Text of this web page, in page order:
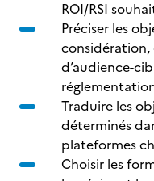
ROI/RSI
Préciser les
considération,
d’audience-
Traduire les
déterminés
plateformes
Choisir les